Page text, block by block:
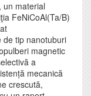
un material
FeNiCoAl(Ta/B)
de tip nanotuburi
magnetic
a
mecanică
crescută,